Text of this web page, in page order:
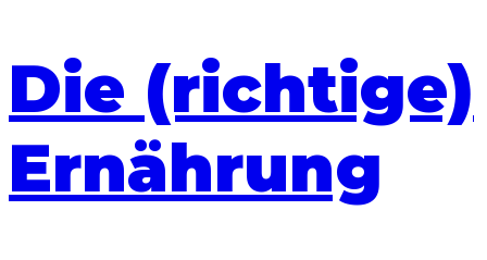
Die (richtige)
Ernährung